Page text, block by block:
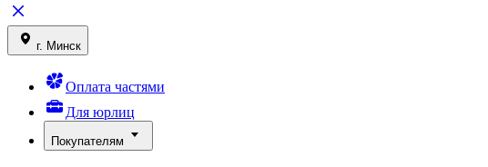
г. Минск
Оплата частями
Для юрлиц
Покупателям